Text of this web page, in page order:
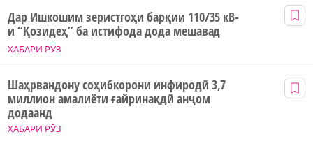
ХАБАРИ РӮЗ
Дар Ишкошим зеристгоҳи барқии 110/35 кВ-
и “Қозидеҳ” ба истифода дода мешавад
ХАБАРИ РӮЗ
Шаҳрвандону соҳибкорони инфиродӣ 3,7
миллион амалиёти ғайринақдӣ анҷом
додаанд